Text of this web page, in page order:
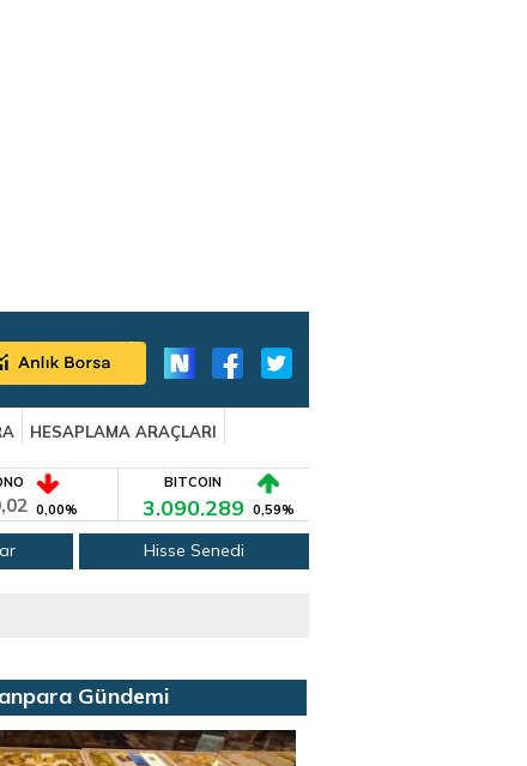
HESAPLAMA ARAÇLARI
0,00%
BITCOIN
3.090.289 0,59%
Hisse Senedi
Gündemi